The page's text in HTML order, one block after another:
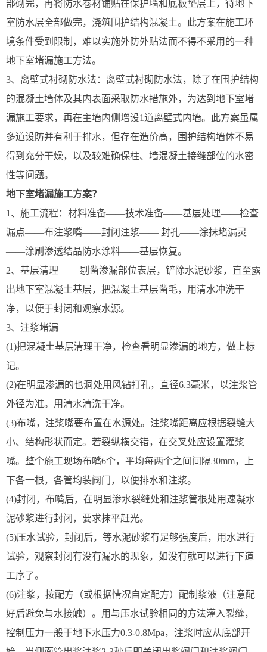
部砌完，再将防水卷材铺贴在保护墙和底板垫层上，待地下
室防水层全部做完，浇筑围护结构混凝土。此方案在施工环
境条件受到限制，难以实施外防外贴法而不得不采用的一种
地下室堵漏施工方法。
3、离壁式衬砌防水法：离壁式衬砌防水法，除了在围护结构
的混凝土墙体及其内表面采取防水措施外，为达到地下室堵
漏施工要求，再在主墙内侧增设1道离壁式内墙。此方案虽属
多道设防并有利于排水，但存在造价高，围护结构墙体不易
得到充分干燥，以及较难确保柱、墙混凝土接缝部位的水密
性等问题。
地下室堵漏施工方案？
1、施工流程：材料准备——技术准备——基层处理——检查
漏点——布注浆嘴——封闭注浆—— 封孔——涂抹堵漏灵
——涂刷渗透结晶防水涂料——基层恢复。
2、基层清理 剔凿渗漏部位表层，铲除水泥砂浆，直至露
出地下室混凝土基层，把混凝土基层凿毛，用清水冲洗干
净，以便于封闭和观察水源。
3、注浆堵漏
(1)把混凝土基层清理干净，检查看明显渗漏的地方，做上标
记。
(2)在明显渗漏的也洞处用风钻打孔，直径6.3毫米，以注浆管
外径为准。用清水清洗干净。
(3)布嘴，注浆嘴要布置在水源处。注浆嘴距离应根据裂缝大
小、结构形状而定。若裂纵横交错，在交叉处应设置灌浆
嘴。整个施工现场布嘴6个，平均每两个之间间隔30mm，上
下各一根，各管均装阀门，以便排水和注浆。
(4)封闭，布嘴后，在明显渗水裂缝处和注浆管根处用速凝水
泥砂浆进行封闭，要求抹平赶光。
(5)压水试验，封闭后，等水泥砂浆有足够强度后，用水进行
试验，观察封闭有没有漏水的现象，如没有就可以进行下道
工序了。
(6)注浆，按配方（或根据情况自定配方）配制浆液（注意配
好后避免与水接触）。用与压水试验相同的方法灌入裂缝，
控制压力一般于地下水压力0.3-0.8Mpa，注浆时应从底部开